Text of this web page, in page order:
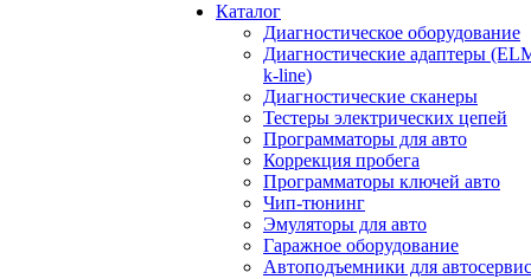
Каталог
Диагностическое оборудование
Диагностические адаптеры
k-line)
Диагностические сканеры
Тестеры электрических цепей
Программаторы для авто
Коррекция пробега
Программаторы ключей авто
Чип-тюнинг
Эмуляторы для авто
Гаражное оборудование
Автоподъемники для